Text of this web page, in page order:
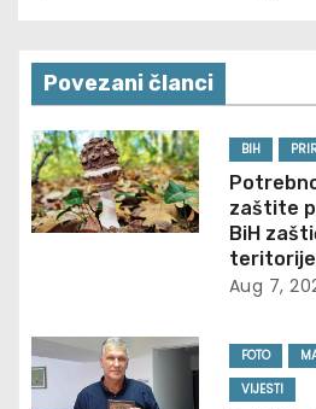
n
a
v
i
a
t
Povezani članci
BIH
zaštite
BiH
teritorije
Aug 7,
FOTO
VIJESTI